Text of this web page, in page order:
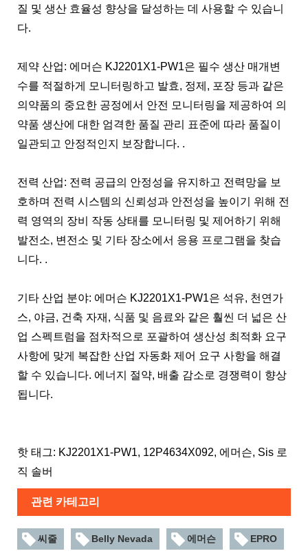
질 및 생산 효율성 향상을 달성하는 데 사용할 수 있습니
다.
제약 산업: 에머슨 KJ2201X1-PW1은 필수 생산 매개변
수를 적절하게 모니터링하고 발효, 정제, 포장 등과 같은
의약품의 중요한 공정에서 안전 모니터링을 제공하여 의
약품 생산에 대한 엄격한 품질 관리 표준에 따라 품질이
일관되고 안정적인지 보장합니다. .
전력 산업: 전력 공급의 안정성을 유지하고 전력망을 보
호하며 전력 시스템의 신뢰성과 안전성을 높이기 위해 전
력 영역의 장비 작동 상태를 모니터링 및 제어하기 위해
발전소, 변전소 및 기타 장소에서 응용 프로그램을 찾습
니다. .
기타 산업 분야: 에머슨 KJ2201X1-PW1은 석유, 천연가
스, 야금, 건축 자재, 식품 및 음료와 같은 훨씬 더 넓은 산
업 스펙트럼을 점차적으로 포괄하여 생산성 최적화 요구
사항에 맞게 복잡한 산업 자동화 제어 요구 사항을 해결
할 수 있습니다. 에너지 절약, 배출 감소로 경쟁력이 향상
됩니다.
핫 태그: KJ2201X1-PW1, 12P4634X092, 에머슨, Sis 로
직 솔버
관련 카테고리
씨줄 Belly Nevada 에머슨 EPRO